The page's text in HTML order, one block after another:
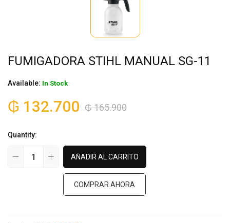
FUMIGADORA STIHL MANUAL SG-11
Available: In Stock
₲165.900
₲ 132.700
Quantity:
AÑADIR AL CARRITO
COMPRAR AHORA